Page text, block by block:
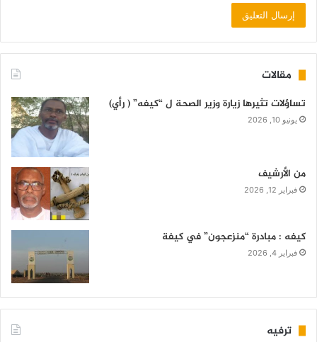
مقالات
تساؤلات تثيرها زيارة وزير الصحة ل “كيفه” ( رأي)
يونيو 10, 2026
من الأرشيف
فبراير 12, 2026
كيفه : مبادرة “منزعجون” في كيفة
فبراير 4, 2026
ترفيه